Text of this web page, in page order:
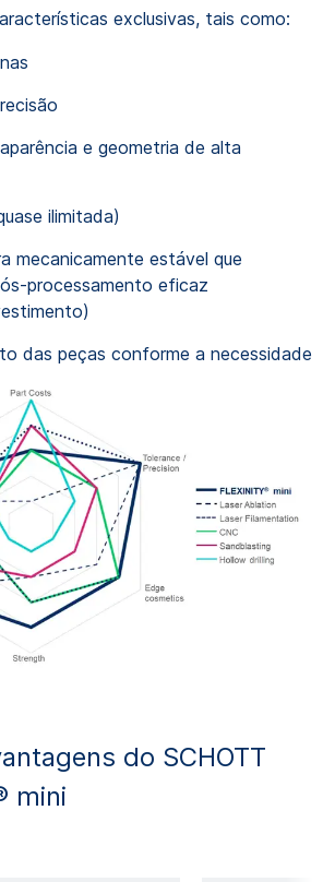
exclusivas, tais como:
e geometria de alta
ilimitada)
mecanicamente estável que
processamento eficaz
das peças conforme a necessidade
do SCHOTT
mini